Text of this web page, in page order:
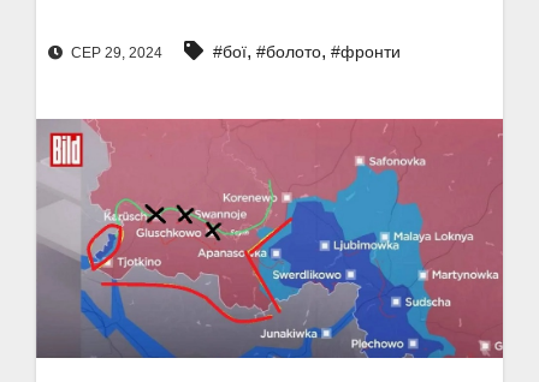
СЕР 29, 2024 #бої, #болото, #фронти